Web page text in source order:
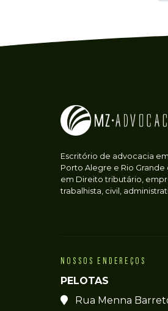
Escritório de advocacia
Porto Alegre e Rio
em Direito tributário,
trabalhista, civil,
NOSSOS ENDEREÇOS
PELOTAS
Rua Menna